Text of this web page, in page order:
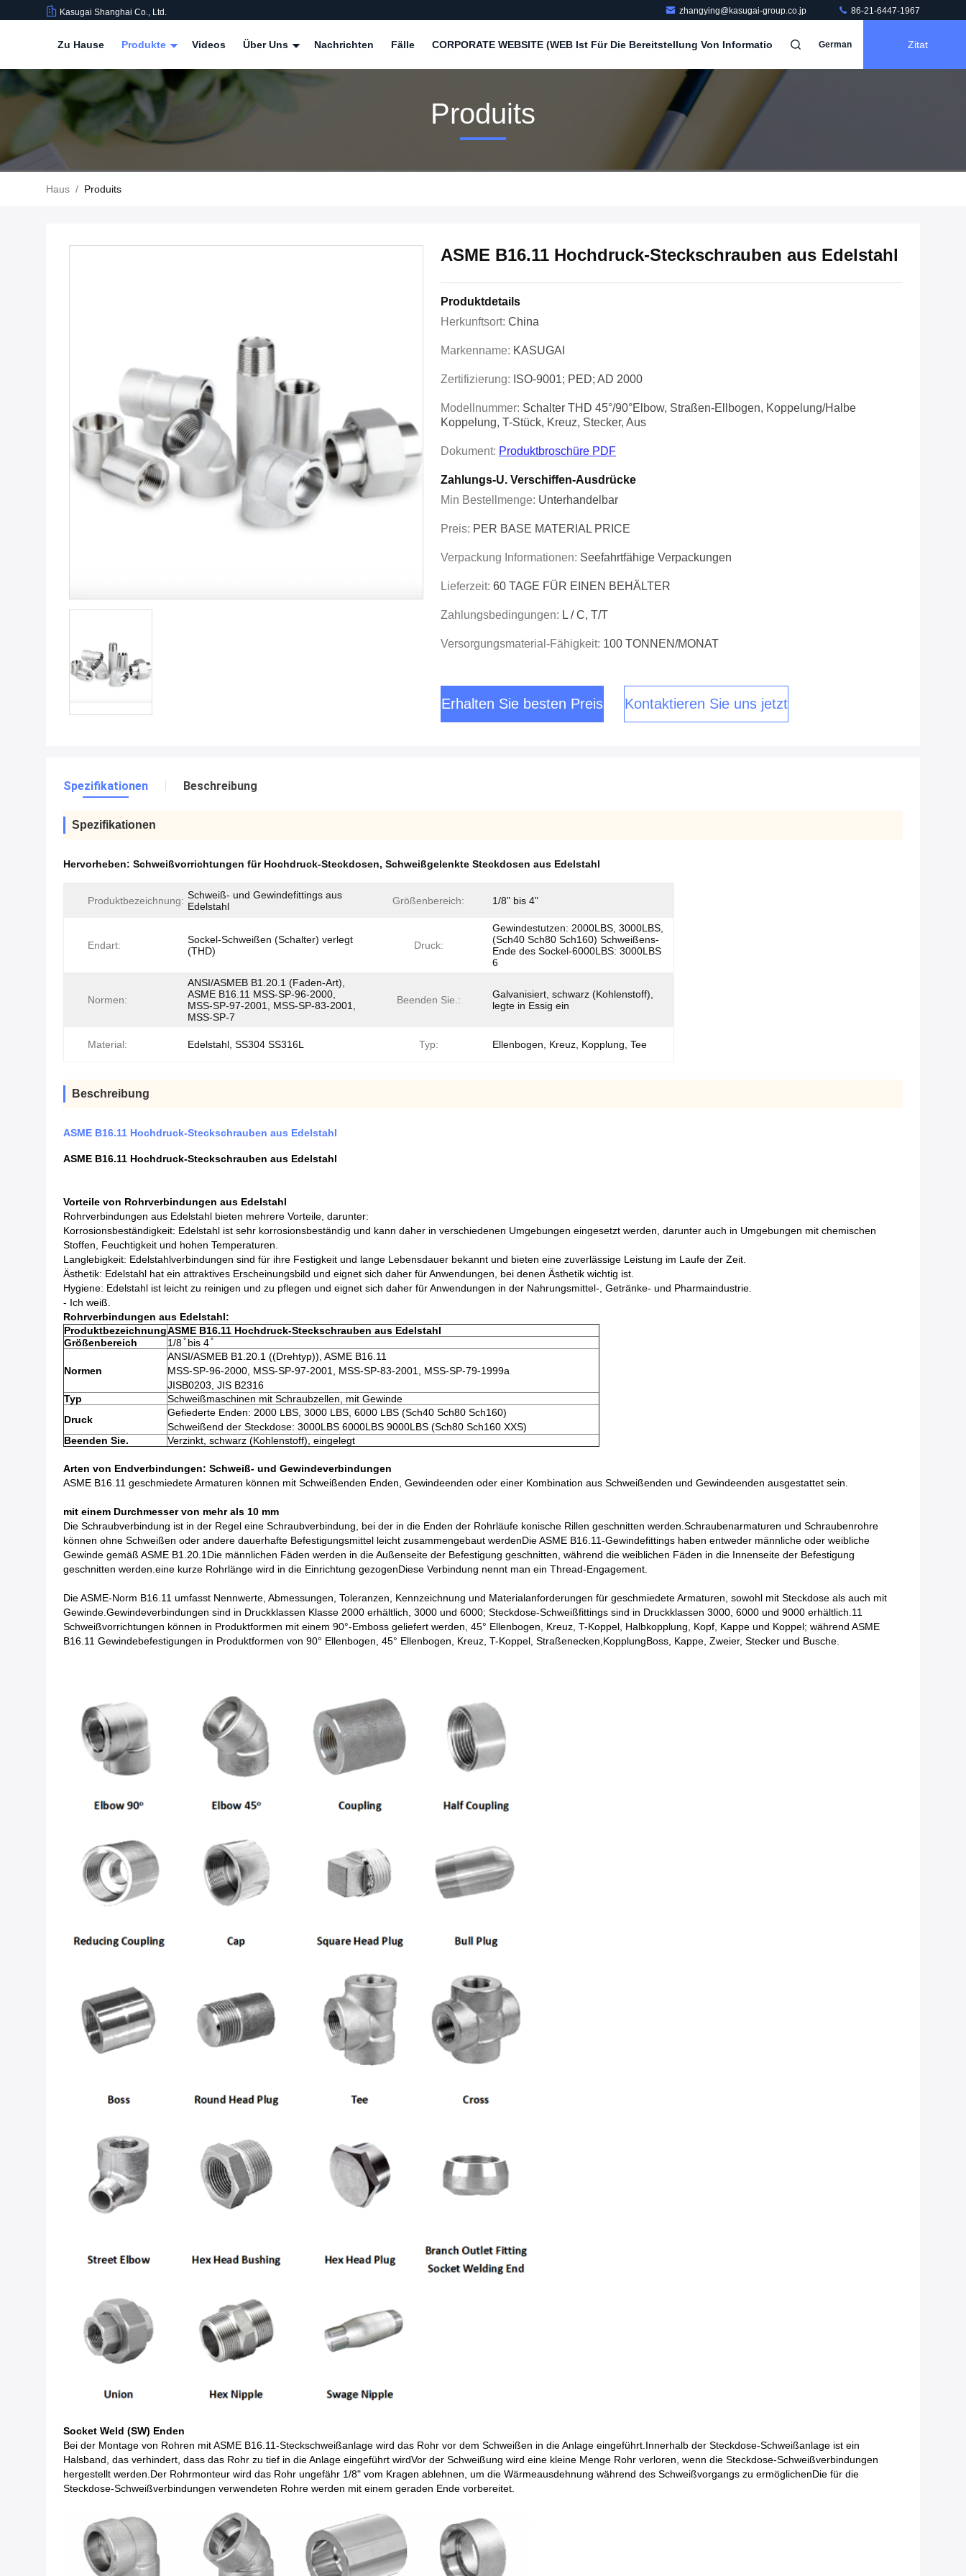
Kasugai Shanghai Co., Ltd. zhangying@kasugai-group.co.jp 86-21-6447-1967
Zu Hause Produkte Videos Über Uns Nachrichten Fälle CORPORATE WEBSITE (WEB Ist Für Die Bereitstellung Von Informatio German Zitat
Produits
Haus / Produits
ASME B16.11 Hochdruck-Steckschrauben aus Edelstahl
Produktdetails
Herkunftsort: China
Markenname: KASUGAI
Zertifizierung: ISO-9001; PED; AD 2000
Modellnummer: Schalter THD 45°/90°Elbow, Straßen-Ellbogen, Koppelung/halbe
Koppelung, T-Stück, Kreuz, Stecker, Aus
Dokument: Produktbroschüre PDF
Zahlungs-U. Verschiffen-Ausdrücke
Min Bestellmenge: Unterhandelbar
Preis: PER BASE MATERIAL PRICE
Verpackung Informationen: Seefahrtfähige Verpackungen
Lieferzeit: 60 TAGE FÜR EINEN BEHÄLTER
Zahlungsbedingungen: L / C, T/T
Versorgungsmaterial-Fähigkeit: 100 TONNEN/MONAT
Erhalten Sie besten Preis Kontaktieren Sie uns jetzt
Spezifikationen Beschreibung
Spezifikationen
Hervorheben: Schweißvorrichtungen für Hochdruck-Steckdosen, Schweißgelenkte Steckdosen aus Edelstahl
Produktbezeichnung: Schweiß- und Gewindefittings aus
Edelstahl
Größenbereich: 1/8" bis 4"
Endart:
Sockel-Schweißen (Schalter) verlegt
(THD)
Druck:
Gewindestutzen: 2000LBS, 3000LBS,
(Sch40 Sch80 Sch160) Schweißens-
Ende des Sockel-6000LBS: 3000LBS
6
Normen:
ANSI/ASMEB B1.20.1 (Faden-Art),
ASME B16.11 MSS-SP-96-2000,
MSS-SP-97-2001, MSS-SP-83-2001,
MSS-SP-7
Beenden Sie.:
Galvanisiert, schwarz (Kohlenstoff),
legte in Essig ein
Material: Edelstahl, SS304 SS316L Typ: Ellenbogen, Kreuz, Kopplung, Tee
Beschreibung
ASME B16.11 Hochdruck-Steckschrauben aus Edelstahl
ASME B16.11 Hochdruck-Steckschrauben aus Edelstahl
Vorteile von Rohrverbindungen aus Edelstahl
Rohrverbindungen aus Edelstahl bieten mehrere Vorteile, darunter:
Korrosionsbeständigkeit: Edelstahl ist sehr korrosionsbeständig und kann daher in verschiedenen Umgebungen eingesetzt werden, darunter auch in Umgebungen mit chemischen
Stoffen, Feuchtigkeit und hohen Temperaturen.
Langlebigkeit: Edelstahlverbindungen sind für ihre Festigkeit und lange Lebensdauer bekannt und bieten eine zuverlässige Leistung im Laufe der Zeit.
Ästhetik: Edelstahl hat ein attraktives Erscheinungsbild und eignet sich daher für Anwendungen, bei denen Ästhetik wichtig ist.
Hygiene: Edelstahl ist leicht zu reinigen und zu pflegen und eignet sich daher für Anwendungen in der Nahrungsmittel-, Getränke- und Pharmaindustrie.
- Ich weiß.
Rohrverbindungen aus Edelstahl:
ProduktbezeichnungASME B16.11 Hochdruck-Steckschrauben aus Edelstahl
Größenbereich
1/8 ̊ bis 4 ̊
Normen
ANSI/ASMEB B1.20.1 ((Drehtyp)), ASME B16.11
MSS-SP-96-2000, MSS-SP-97-2001, MSS-SP-83-2001, MSS-SP-79-1999a
JISB0203, JIS B2316
Typ
Schweißmaschinen mit Schraubzellen, mit Gewinde
Druck
Gefiederte Enden: 2000 LBS, 3000 LBS, 6000 LBS (Sch40 Sch80 Sch160)
Schweißend der Steckdose: 3000LBS 6000LBS 9000LBS (Sch80 Sch160 XXS)
Beenden Sie.
Verzinkt, schwarz (Kohlenstoff), eingelegt
Arten von Endverbindungen: Schweiß- und Gewindeverbindungen
ASME B16.11 geschmiedete Armaturen können mit Schweißenden Enden, Gewindeenden oder einer Kombination aus Schweißenden und Gewindeenden ausgestattet sein.
mit einem Durchmesser von mehr als 10 mm
Die Schraubverbindung ist in der Regel eine Schraubverbindung, bei der in die Enden der Rohrläufe konische Rillen geschnitten werden.Schraubenarmaturen und Schraubenrohre
können ohne Schweißen oder andere dauerhafte Befestigungsmittel leicht zusammengebaut werdenDie ASME B16.11-Gewindefittings haben entweder männliche oder weibliche
Gewinde gemäß ASME B1.20.1Die männlichen Fäden werden in die Außenseite der Befestigung geschnitten, während die weiblichen Fäden in die Innenseite der Befestigung
geschnitten werden.eine kurze Rohrlänge wird in die Einrichtung gezogenDiese Verbindung nennt man ein Thread-Engagement.
Die ASME-Norm B16.11 umfasst Nennwerte, Abmessungen, Toleranzen, Kennzeichnung und Materialanforderungen für geschmiedete Armaturen, sowohl mit Steckdose als auch mit
Gewinde.Gewindeverbindungen sind in Druckklassen Klasse 2000 erhältlich, 3000 und 6000; Steckdose-Schweißfittings sind in Druckklassen 3000, 6000 und 9000 erhältlich.11
Schweißvorrichtungen können in Produktformen mit einem 90°-Emboss geliefert werden, 45° Ellenbogen, Kreuz, T-Koppel, Halbkopplung, Kopf, Kappe und Koppel; während ASME
B16.11 Gewindebefestigungen in Produktformen von 90° Ellenbogen, 45° Ellenbogen, Kreuz, T-Koppel, Straßenecken,KopplungBoss, Kappe, Zweier, Stecker und Busche.
Socket Weld (SW) Enden
Bei der Montage von Rohren mit ASME B16.11-Steckschweißanlage wird das Rohr vor dem Schweißen in die Anlage eingeführt.Innerhalb der Steckdose-Schweißanlage ist ein
Halsband, das verhindert, dass das Rohr zu tief in die Anlage eingeführt wirdVor der Schweißung wird eine kleine Menge Rohr verloren, wenn die Steckdose-Schweißverbindungen
hergestellt werden.Der Rohrmonteur wird das Rohr ungefähr 1/8" vom Kragen ablehnen, um die Wärmeausdehnung während des Schweißvorgangs zu ermöglichenDie für die
Steckdose-Schweißverbindungen verwendeten Rohre werden mit einem geraden Ende vorbereitet.